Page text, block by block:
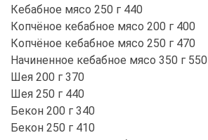
Кебабное мясо 250 г 440
Копчёное кебабное мясо 200 г 400
Копчёное кебабное мясо 250 г 470
Начиненное кебабное мясо 350 г 550
Шея 200 г 370
Шея 250 г 440
Бекон 200 г 340
Бекон 250 г 410